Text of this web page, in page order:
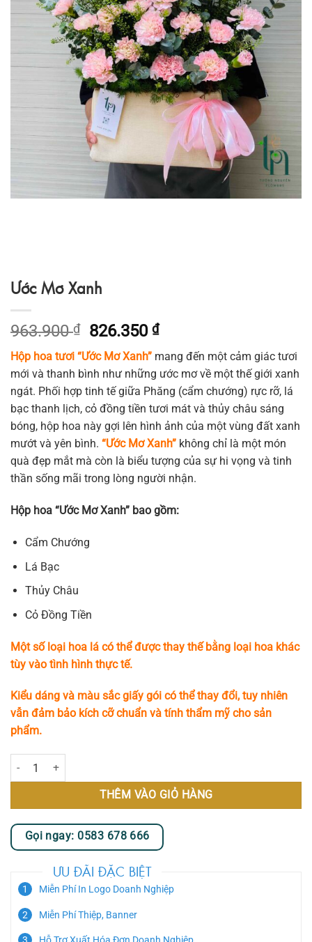
Ước Mơ Xanh
963.900₫
Giá
gốc
là:
963.900 ₫.
826.350₫Giá
hiện
tại
là:
826.350 ₫.
Hộp hoa tươi “Ước Mơ Xanh” mang đến một cảm giác tươi
mới và thanh bình như những ước mơ về một thế giới xanh
ngát. Phối hợp tinh tế giữa Phăng (cẩm chướng) rực rỡ, lá
bạc thanh lịch, cỏ đồng tiền tươi mát và thủy châu sáng
bóng, hộp hoa này gợi lên hình ảnh của một vùng đất xanh
mướt và yên bình. “Ước Mơ Xanh” không chỉ là một món
quà đẹp mắt mà còn là biểu tượng của sự hi vọng và tinh
thần sống mãi trong lòng người nhận.
Hộp hoa “Ước Mơ Xanh” bao gồm:
Cẩm Chướng
Lá Bạc
Thủy Châu
Cỏ Đồng Tiền
Một số loại hoa lá có thể được thay thế bằng loại hoa khác
tùy vào tình hình thực tế.
Kiểu dáng và màu sắc giấy gói có thể thay đổi, tuy nhiên
vẫn đảm bảo kích cỡ chuẩn và tính thẩm mỹ cho sản
phẩm.
Ước Mơ Xanh số lượng
THÊM VÀO GIỎ HÀNG
Gọi ngay: 0583 678 666
ƯU ĐÃI ĐẶC BIỆT
Miễn Phí In Logo Doanh Nghiệp
Miễn Phí Thiệp, Banner